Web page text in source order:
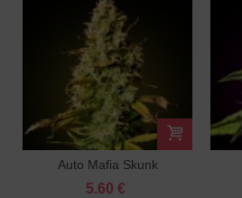
Auto Mafia Skunk
Feminizované
5.60 €